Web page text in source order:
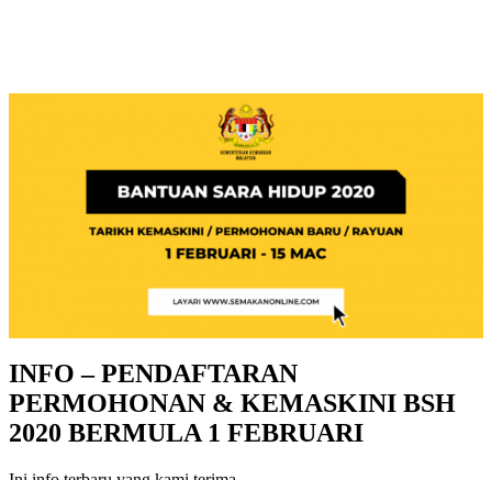
INFO – PENDAFTARAN
PERMOHONAN & KEMASKINI BSH
2020 BERMULA 1 FEBRUARI